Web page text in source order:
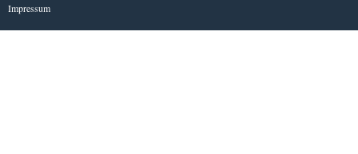
Impressum